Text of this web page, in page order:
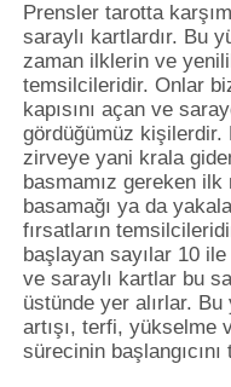
Prensler tarotta
saraylı kartlardır. Bu
zaman ilklerin ve
temsilcileridir. Onlar
kapısını açan ve
gördüğümüz kişilerdir.
zirveye yani krala
basmamız gereken ilk
basamağı ya da
fırsatların
başlayan sayılar 10
ve saraylı kartlar bu
üstünde yer alırlar.
artışı, terfi, yükselme
sürecinin